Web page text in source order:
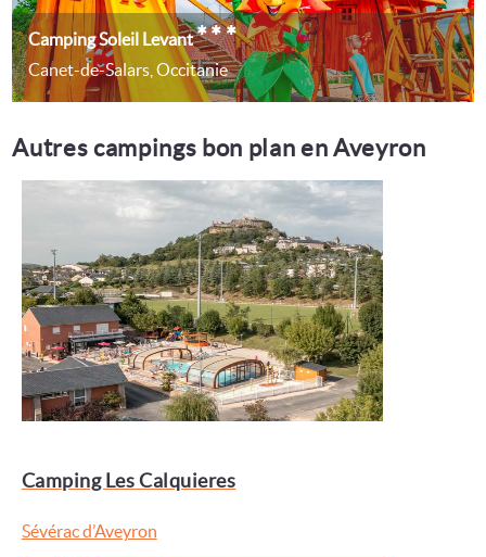
Camping Soleil Levant***
Canet-de-Salars, Occitanie
Autres campings bon plan en Aveyron
Camping Les Calquieres
Sévérac d’Aveyron